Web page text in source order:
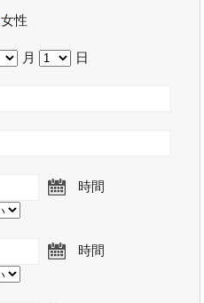
女性
月 日
時間
時間